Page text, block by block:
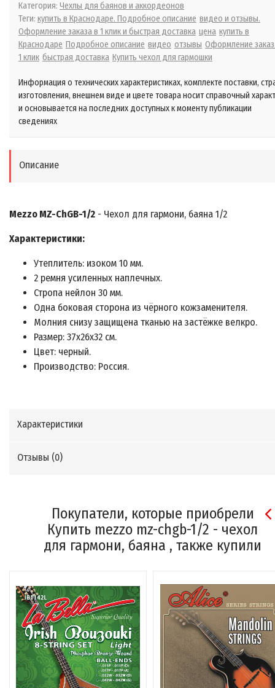
Категория: Чехлы для баянов и аккордеонов
Теги: купить в Краснодаре. Подробное описание видео и отзывы.
Оформление заказа в 1 клик и быстрая доставка цена купить в
Краснодаре Подробное описание видео отзывы Оформление
1 клик быстрая доставка Купить чехол для гармошки
Информация о технических характеристиках, комплекте поставки,
изготовления, внешнем виде и цвете товара носит справочный
и основывается на последних доступных к моменту публикации
сведениях
Описание
Mezzo MZ-ChGB-1/2 - Чехол для гармони, баяна 1/2
Характеристики:
Утеплитель: изоком 10 мм.
2 ремня усиленных наплечных.
Стропа нейлон 30 мм.
Одна боковая сторона из чёрного кожзаменителя.
Молния снизу защищена тканью на застёжке велкро.
Размер: 37х26х32 см.
Цвет: черный.
Производство: Россия.
Характеристики
Отзывы (0)
Покупатели, которые приобрели
Купить mezzo mz-chgb-1/2 - чехол
для гармони, баяна , также купили